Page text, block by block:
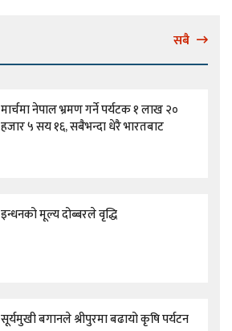
सबै
मार्चमा नेपाल भ्रमण गर्ने पर्यटक १ लाख २०
हजार ५ सय १६, सबैभन्दा धेरै भारतबाट
इन्धनको मूल्य दोब्बरले वृद्धि
सूर्यमुखी बगानले श्रीपुरमा बढायो कृषि पर्यटन